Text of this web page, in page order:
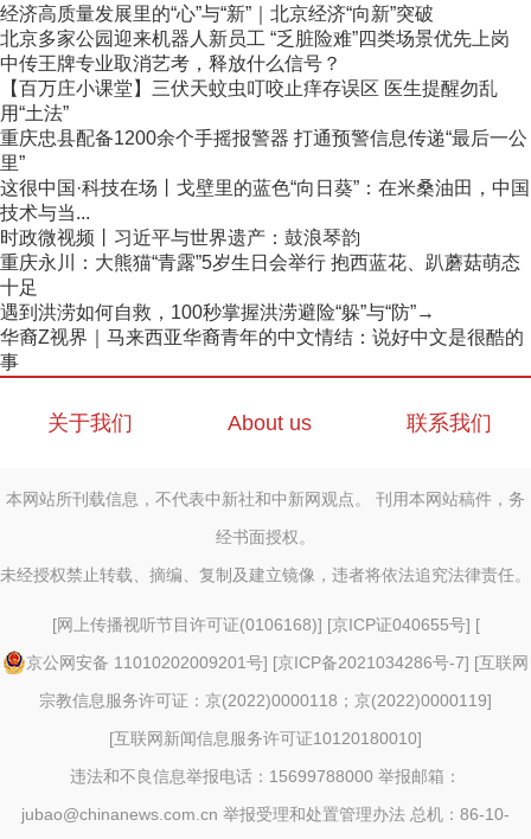
经济高质量发展里的“心”与“新”｜北京经济“向新”突破
北京多家公园迎来机器人新员工 “乏脏险难”四类场景优先上岗
中传王牌专业取消艺考，释放什么信号？
【百万庄小课堂】三伏天蚊虫叮咬止痒存误区 医生提醒勿乱
用“土法”
重庆忠县配备1200余个手摇报警器 打通预警信息传递“最后一公
里”
这很中国·科技在场丨戈壁里的蓝色“向日葵”：在米桑油田，中国
技术与当...
时政微视频丨习近平与世界遗产：鼓浪琴韵
重庆永川：大熊猫“青露”5岁生日会举行 抱西蓝花、趴蘑菇萌态
十足
遇到洪涝如何自救，100秒掌握洪涝避险“躲”与“防”→
华裔Z视界｜马来西亚华裔青年的中文情结：说好中文是很酷的
事
关于我们 About us 联系我们
本网站所刊载信息，不代表中新社和中新网观点。 刊用本网站稿件，务
经书面授权。
未经授权禁止转载、摘编、复制及建立镜像，违者将依法追究法律责任。
[网上传播视听节目许可证(0106168)] [京ICP证040655号] [
京公网安备 11010202009201号] [京ICP备2021034286号-7] [互联网
宗教信息服务许可证：京(2022)0000118；京(2022)0000119]
[互联网新闻信息服务许可证10120180010]
违法和不良信息举报电话：15699788000 举报邮箱：
jubao@chinanews.com.cn 举报受理和处置管理办法 总机：86-10-